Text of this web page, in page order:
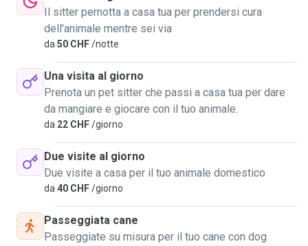
Il sitter pernotta a casa tua per prendersi cura
dell'animale mentre sei via
da 50 CHF/notte
Una visita al giorno
Prenota un pet sitter che passi a casa tua per dare
da mangiare e giocare con il tuo animale.
da 22 CHF/giorno
Due visite al giorno
Due visite a casa per il tuo animale domestico
da 40 CHF/giorno
Passeggiata cane
Passeggiate su misura per il tuo cane con dog